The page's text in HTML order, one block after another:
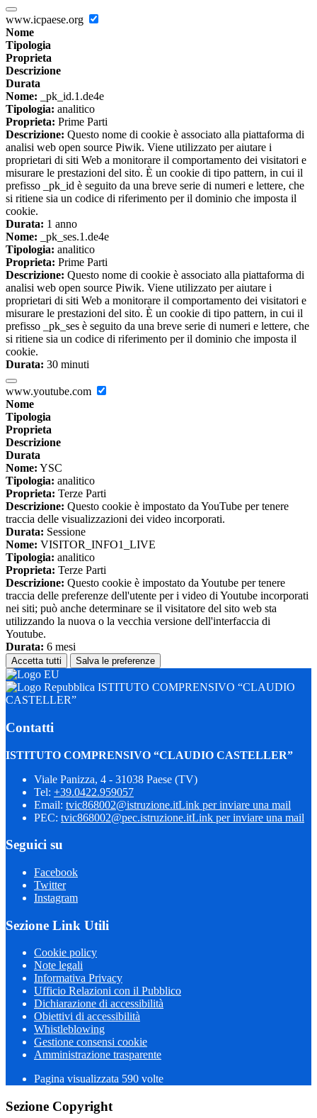
www.icpaese.org
Nome
Tipologia
Proprieta
Descrizione
Durata
Nome: _pk_id.1.de4e
Tipologia: analitico
Proprieta: Prime Parti
Descrizione: Questo nome di cookie è associato alla piattaforma di
analisi web open source Piwik. Viene utilizzato per aiutare i
proprietari di siti Web a monitorare il comportamento dei visitatori e
misurare le prestazioni del sito. È un cookie di tipo pattern, in cui il
prefisso _pk_id è seguito da una breve serie di numeri e lettere, che
si ritiene sia un codice di riferimento per il dominio che imposta il
cookie.
Durata: 1 anno
Nome: _pk_ses.1.de4e
Tipologia: analitico
Proprieta: Prime Parti
Descrizione: Questo nome di cookie è associato alla piattaforma di
analisi web open source Piwik. Viene utilizzato per aiutare i
proprietari di siti Web a monitorare il comportamento dei visitatori e
misurare le prestazioni del sito. È un cookie di tipo pattern, in cui il
prefisso _pk_ses è seguito da una breve serie di numeri e lettere, che
si ritiene sia un codice di riferimento per il dominio che imposta il
cookie.
Durata: 30 minuti
www.youtube.com
Nome
Tipologia
Proprieta
Descrizione
Durata
Nome: YSC
Tipologia: analitico
Proprieta: Terze Parti
Descrizione: Questo cookie è impostato da YouTube per tenere
traccia delle visualizzazioni dei video incorporati.
Durata: Sessione
Nome: VISITOR_INFO1_LIVE
Tipologia: analitico
Proprieta: Terze Parti
Descrizione: Questo cookie è impostato da Youtube per tenere
traccia delle preferenze dell'utente per i video di Youtube incorporati
nei siti; può anche determinare se il visitatore del sito web sta
utilizzando la nuova o la vecchia versione dell'interfaccia di
Youtube.
Durata: 6 mesi
Accetta tutti Salva le preferenze
ISTITUTO COMPRENSIVO “CLAUDIO
CASTELLER”
Contatti
ISTITUTO COMPRENSIVO “CLAUDIO CASTELLER”
Viale Panizza, 4 - 31038 Paese (TV)
Tel: +39.0422.959057
Email: tvic868002@istruzione.itLink per inviare una mail
PEC: tvic868002@pec.istruzione.itLink per inviare una mail
Seguici su
Facebook
Twitter
Instagram
Sezione Link Utili
Cookie policy
Note legali
Informativa Privacy
Ufficio Relazioni con il Pubblico
Dichiarazione di accessibilità
Obiettivi di accessibilità
Whistleblowing
Gestione consensi cookie
Amministrazione trasparente
Pagina visualizzata 590 volte
Sezione Copyright